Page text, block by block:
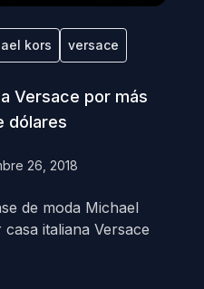
kors versace
Versace por más
dólares
26, 2018
de moda Michael
italiana Versace